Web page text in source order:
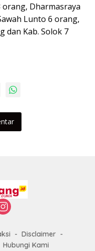
orang, Dharmasraya
Lunto 6 orang,
dan Kab. Solok 7
Disclaimer
Hubungi Kami